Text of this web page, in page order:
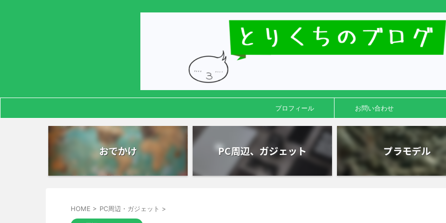
プロフィール お問い合わせ
おでかけ PC周辺、ガジェット プラモデル
HOME > PC周辺・ガジェット >